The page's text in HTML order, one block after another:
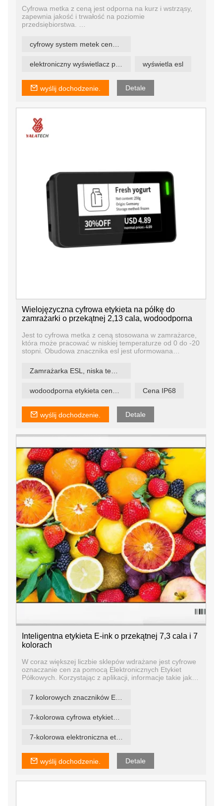
Cyfrowa metka z ceną jest odporna na kurz i wstrząsy,
zapewnia jakość i trwałość na poziomie
przedsiębiorstwa.
Solidny jak skała, dlatego nazywamy te etykiety ESL
ROCK TAGS.
wyświetla esl
wyślij dochodzenie. Detale
Wielojęzyczna cyfrowa etykieta na półkę do
zamrażarki o przekątnej 2,13 cala, wodoodporna
Jest to cyfrowa metka z ceną stosowana w zamrażarce,
która może pracować w niskiej temperaturze od 0 do -20
stopni. Obudowa znacznika esl jest uformowana
Stopień wodoodporności wynosi IP68, co oznacza, że ​​
cyfrową etykietę cenową można zanurzyć w wodzie na
Cena IP68
wyślij dochodzenie. Detale
Inteligentna etykieta E-ink o przekątnej 7,3 cala i 7
kolorach
W coraz większej liczbie sklepów wdrażane jest cyfrowe
oznaczanie cen za pomocą Elektronicznych Etykiet
Półkowych. Korzystając z aplikacji, informacje takie jak
wyświetlane bezpośrednio na półce dla klienta.
Elektroniczne etykiety na półki firmy YalaTech są
są również wykorzystywane w fabrykach jako etykiety
karty menu lub w sektorze imprez do akredytacji.
wyślij dochodzenie. Detale